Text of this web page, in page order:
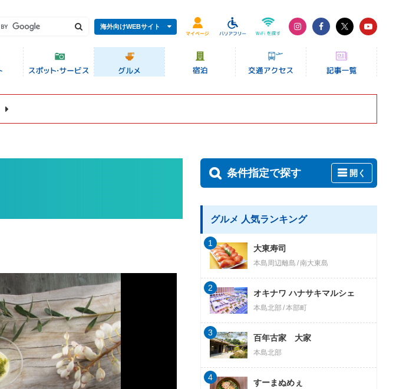
海外向けWEBサイト
条件指定で探す 開く
グルメ 人気ランキング
大東寿司
本島周辺離島 南大東島
1
オキナワ ハナサキマルシェ
本島北部 本部町
2
百年古家 大家
本島北部
3
すーまぬめぇ
4